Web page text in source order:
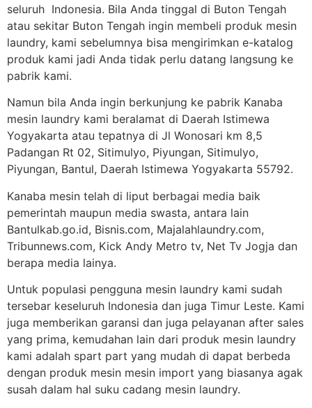
seluruh Indonesia. Bila Anda tinggal di Buton Tengah
atau sekitar Buton Tengah ingin membeli produk mesin
laundry, kami sebelumnya bisa mengirimkan e-katalog
produk kami jadi Anda tidak perlu datang langsung ke
pabrik kami.
Namun bila Anda ingin berkunjung ke pabrik Kanaba
mesin laundry kami beralamat di Daerah Istimewa
Yogyakarta atau tepatnya di Jl Wonosari km 8,5
Padangan Rt 02, Sitimulyo, Piyungan, Sitimulyo,
Piyungan, Bantul, Daerah Istimewa Yogyakarta 55792.
Kanaba mesin telah di liput berbagai media baik
pemerintah maupun media swasta, antara lain
Bantulkab.go.id, Bisnis.com, Majalahlaundry.com,
Tribunnews.com, Kick Andy Metro tv, Net Tv Jogja dan
berapa media lainya.
Untuk populasi pengguna mesin laundry kami sudah
tersebar keseluruh Indonesia dan juga Timur Leste. Kami
juga memberikan garansi dan juga pelayanan after sales
yang prima, kemudahan lain dari produk mesin laundry
kami adalah spart part yang mudah di dapat berbeda
dengan produk mesin mesin import yang biasanya agak
susah dalam hal suku cadang mesin laundry.